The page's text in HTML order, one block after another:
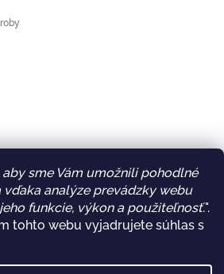
sme Vám umožnili pohodlné
analýze prevádzky webu
funkcie, výkon a použiteľnosť.".
tohto webu vyjadrujete súhlas s